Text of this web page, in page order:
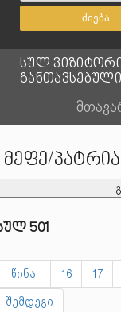
ძიება
სულ ვიზიტორი
განთავსებული
მეფე/
501
წინა 16 17
შემდეგი